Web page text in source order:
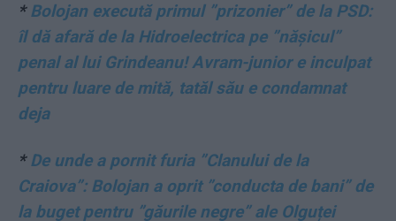
*Bolojan execută primul ”prizonier” de la PSD:
îl dă afară de la Hidroelectrica pe ”nășicul”
penal al lui Grindeanu! Avram-junior e inculpat
pentru luare de mită, tatăl său e condamnat
deja
*De unde a pornit furia ”Clanului de la
Craiova”: Bolojan a oprit ”conducta de bani” de
la buget pentru ”găurile negre” ale Olguței